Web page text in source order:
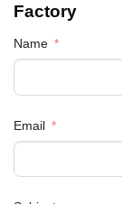
Factory
Name
Email